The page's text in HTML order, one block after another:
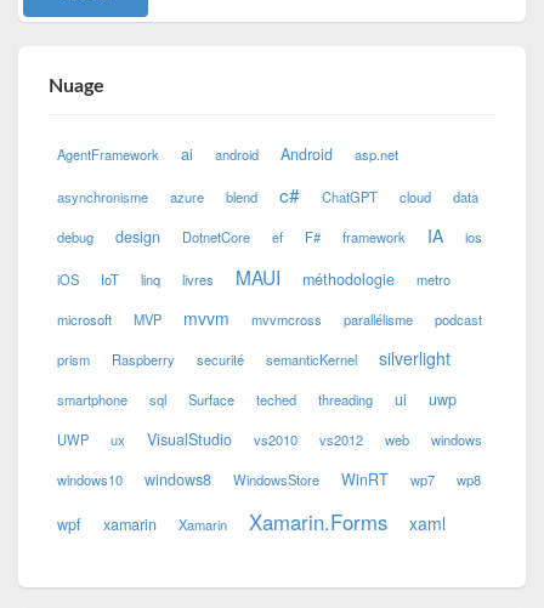
Nuage
AgentFramework ai android Android asp.net
asynchronisme azure blend c# ChatGPT cloud data
debug design DotnetCore ef F# framework IA ios
iOS IoT linq livres MAUI méthodologie metro
microsoft MVP mvvm mvvmcross parallélisme podcast
prism Raspberry securité semanticKernel silverlight
smartphone sql Surface teched threading ui uwp
UWP ux VisualStudio vs2010 vs2012 web windows
windows10 windows8 WindowsStore WinRT wp7 wp8
wpf xamarin Xamarin Xamarin.Forms xaml